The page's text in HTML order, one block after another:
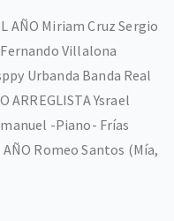
AÑO Miriam Cruz Sergio
Villalona
Urbanda Banda Real
ARREGLISTA Ysrael
-Piano- Frías
AÑO Romeo Santos (Mía,